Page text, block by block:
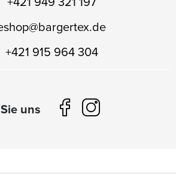
@bargertex.de
+421 915 964 304